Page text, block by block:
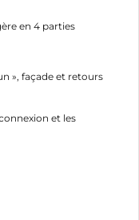
en 4 parties
», façade et retours
et les